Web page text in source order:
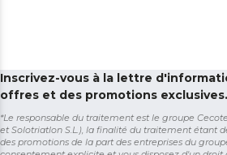
Inscrivez-vous à la lettre
offres et des promotions exclusives.
*Le responsable du traitement est le groupe
et Solotriatlon S.L.), la finalité du traitement étant
des promotions de la part des entreprises du